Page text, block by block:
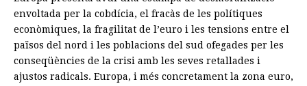
envoltada per la cobdícia, el fracàs de les polítiques
econòmiques, la fragilitat de l’euro i les tensions entre el
països del nord i les poblacions del sud ofegades per les
conseqüències de la crisi amb les seves retallades i
ajustos radicals. Europa, i més concretament la zona euro,